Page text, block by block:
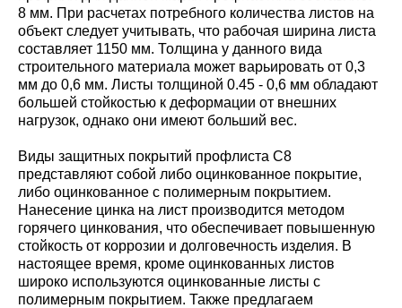
8 мм. При расчетах потребного количества листов на
объект следует учитывать, что рабочая ширина листа
составляет 1150 мм. Толщина у данного вида
строительного материала может варьировать от 0,3
мм до 0,6 мм. Листы толщиной 0.45 - 0,6 мм обладают
большей стойкостью к деформации от внешних
нагрузок, однако они имеют больший вес.
Виды защитных покрытий профлиста С8
представляют собой либо оцинкованное покрытие,
либо оцинкованное с полимерным покрытием.
Нанесение цинка на лист производится методом
горячего цинкования, что обеспечивает повышенную
стойкость от коррозии и долговечность изделия. В
настоящее время, кроме оцинкованных листов
широко используются оцинкованные листы с
полимерным покрытием. Также предлагаем